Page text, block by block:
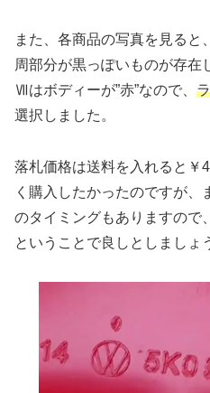
また、各商品の写真を見る
周部分が黒っぽいものが存在
Ⅶはボディーが”赤”なので、
選択しました。
落札価格は送料を入れると￥
く購入したかったのですが
のタイミングもありますので
ということで良しとしましょ